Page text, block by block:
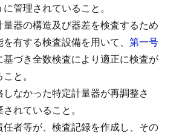
管理されていること。
量器の構造及び器差を検査するため
有する検査設備を用いて、 第一号
基づき全数検査により適正に検査が
と。
なかった特定計量器が再調整さ
れていること。
任者等が、検査記録を作成し、その